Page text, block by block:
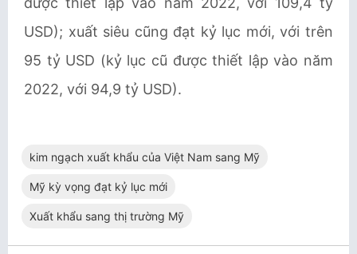
USD); xuất siêu cũng đạt kỷ lục mới, với trên
95 tỷ USD (kỷ lục cũ được thiết lập vào năm
2022, với 94,9 tỷ USD).
kim ngạch xuất khẩu của Việt Nam sang Mỹ
Mỹ kỳ vọng đạt kỷ lục mới
Xuất khẩu sang thị trường Mỹ